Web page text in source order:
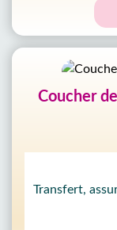
Coucher
Transfert,